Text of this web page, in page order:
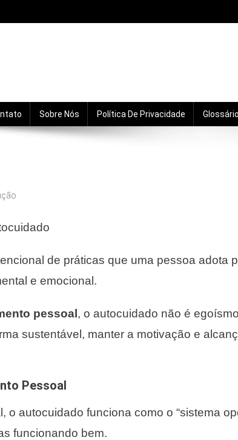
Sobre Nós Política De Privacidade Glossário
de práticas que uma pessoa adota
e emocional.
pessoal , o autocuidado não é
sustentável, manter a motivação e
Pessoal
o autocuidado funciona como o “sistema
funcionando bem.